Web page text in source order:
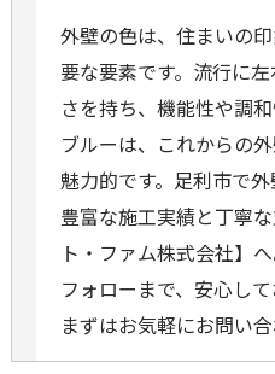
外壁の色は、住まいの
要な要素です。流行に
さを持ち、機能性や調
ブルーは、これからの
魅力的です。足利市で外
豊富な施工実績と丁寧
ト・ファム株式会社】
フォローまで、安心して
まずはお気軽にお問い合